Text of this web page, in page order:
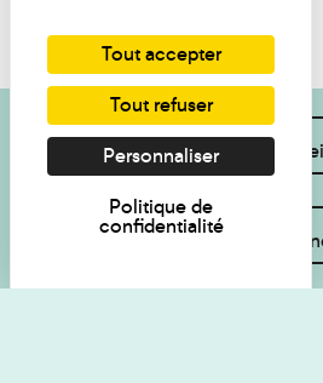
Je souhaite des
Inscrivez-vous à la
Tout accepter
Tout refuser
Personnaliser
Politique de
confidentialité